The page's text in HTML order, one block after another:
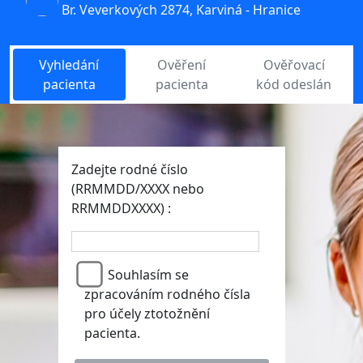
Br. Veverkových 2874, Karviná - Hranice
Vyhledání
pacienta
Ověření
pacienta
Ověřovací
kód odeslán
Zadejte rodné číslo
(RRMMDD/XXXX nebo
RRMMDDXXXX) :
Souhlasím se
zpracováním rodného čísla
pro účely ztotožnění
pacienta.